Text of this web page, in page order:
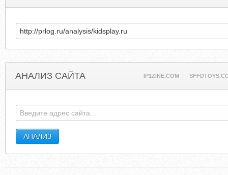
АНАЛИЗ САЙТА IP1ZINE.COM